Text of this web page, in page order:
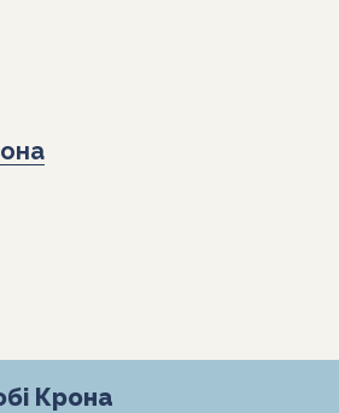
Крона